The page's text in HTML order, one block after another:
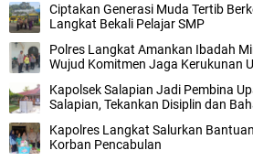
Ciptakan Generasi Muda Tertib
Langkat Bekali Pelajar SMP
Polres Langkat Amankan Ibadah
Wujud Komitmen Jaga Kerukunan
Kapolsek Salapian Jadi Pembina
Salapian, Tekankan Disiplin dan
Kapolres Langkat Salurkan
Korban Pencabulan ‎